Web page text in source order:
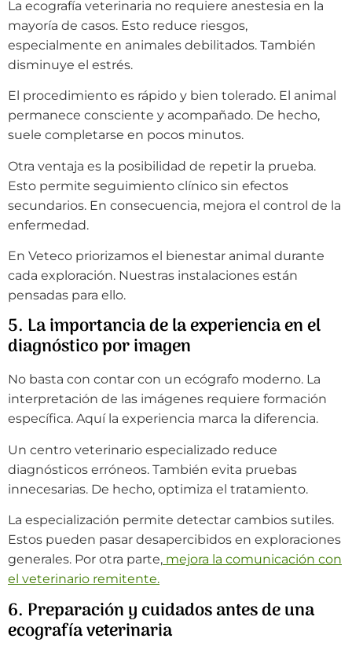
La ecografía veterinaria no requiere anestesia en la
mayoría de casos. Esto reduce riesgos,
especialmente en animales debilitados. También
disminuye el estrés.
El procedimiento es rápido y bien tolerado. El animal
permanece consciente y acompañado. De hecho,
suele completarse en pocos minutos.
Otra ventaja es la posibilidad de repetir la prueba.
Esto permite seguimiento clínico sin efectos
secundarios. En consecuencia, mejora el control de la
enfermedad.
En Veteco priorizamos el bienestar animal durante
cada exploración. Nuestras instalaciones están
pensadas para ello.
5. La importancia de la experiencia en el
diagnóstico por imagen
No basta con contar con un ecógrafo moderno. La
interpretación de las imágenes requiere formación
específica. Aquí la experiencia marca la diferencia.
Un centro veterinario especializado reduce
diagnósticos erróneos. También evita pruebas
innecesarias. De hecho, optimiza el tratamiento.
La especialización permite detectar cambios sutiles.
Estos pueden pasar desapercibidos en exploraciones
generales. Por otra parte, mejora la comunicación con
el veterinario remitente.
6. Preparación y cuidados antes de una
ecografía veterinaria